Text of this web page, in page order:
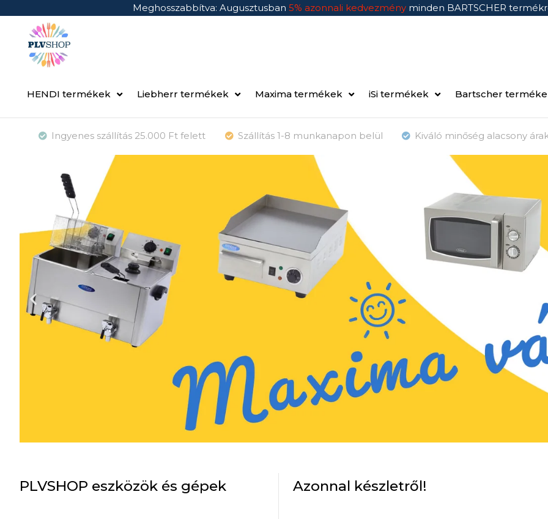
Meghosszabbítva: Augusztusban 5% azonnali kedvezmény minden BARTSCHER
HENDI termékek Liebherr termékek Maxima termékek iSi termékek Bartscher
Ingyenes szállítás 25.000 Ft felett Szállítás 1-8 munkanapon belül Kiváló minőség alacsony
PLVSHOP eszközök és gépek Azonnal készletről!